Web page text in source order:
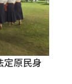
定原民身